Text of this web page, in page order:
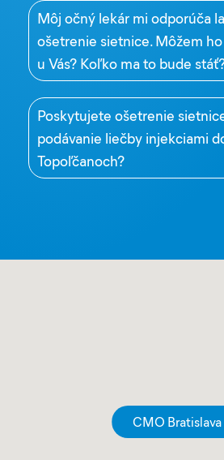
Môj očný lekár mi odporúča
ošetrenie sietnice. Môžem
u Vás? Koľko ma to bude
Poskytujete ošetrenie
podávanie liečby injekciami
Topoľčanoch?
CMO Bratislava